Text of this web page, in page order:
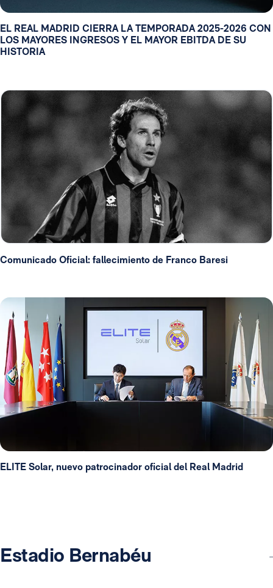
EL REAL MADRID CIERRA LA TEMPORADA 2025-2026 CON
LOS MAYORES INGRESOS Y EL MAYOR EBITDA DE SU
HISTORIA
Comunicado Oficial: fallecimiento de Franco Baresi
ELITE Solar, nuevo patrocinador oficial del Real Madrid
Estadio Bernabéu